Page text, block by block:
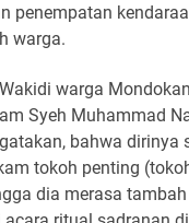
penempatan
warga.
warga
Syeh Muhammad
bahwa dirinya
tokoh penting
dia merasa